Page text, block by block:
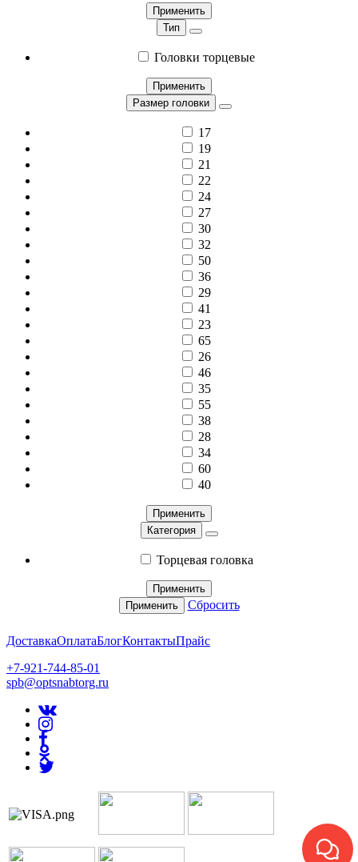
Применить
Тип
Головки торцевые
Применить
Размер головки
17
19
21
22
24
27
30
32
50
36
29
41
23
65
26
46
35
55
38
28
34
60
40
Применить
Категория
Торцевая головка
Применить
Применить
Сбросить
ДоставкаОплатаБлогКонтактыПрайс
+7-921-744-85-01
spb@optsnabtorg.ru